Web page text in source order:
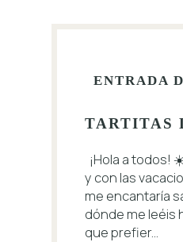
ENTRADA
¡Hola a todos!
y con las
me encantaría
dónde me leéis
que prefier...